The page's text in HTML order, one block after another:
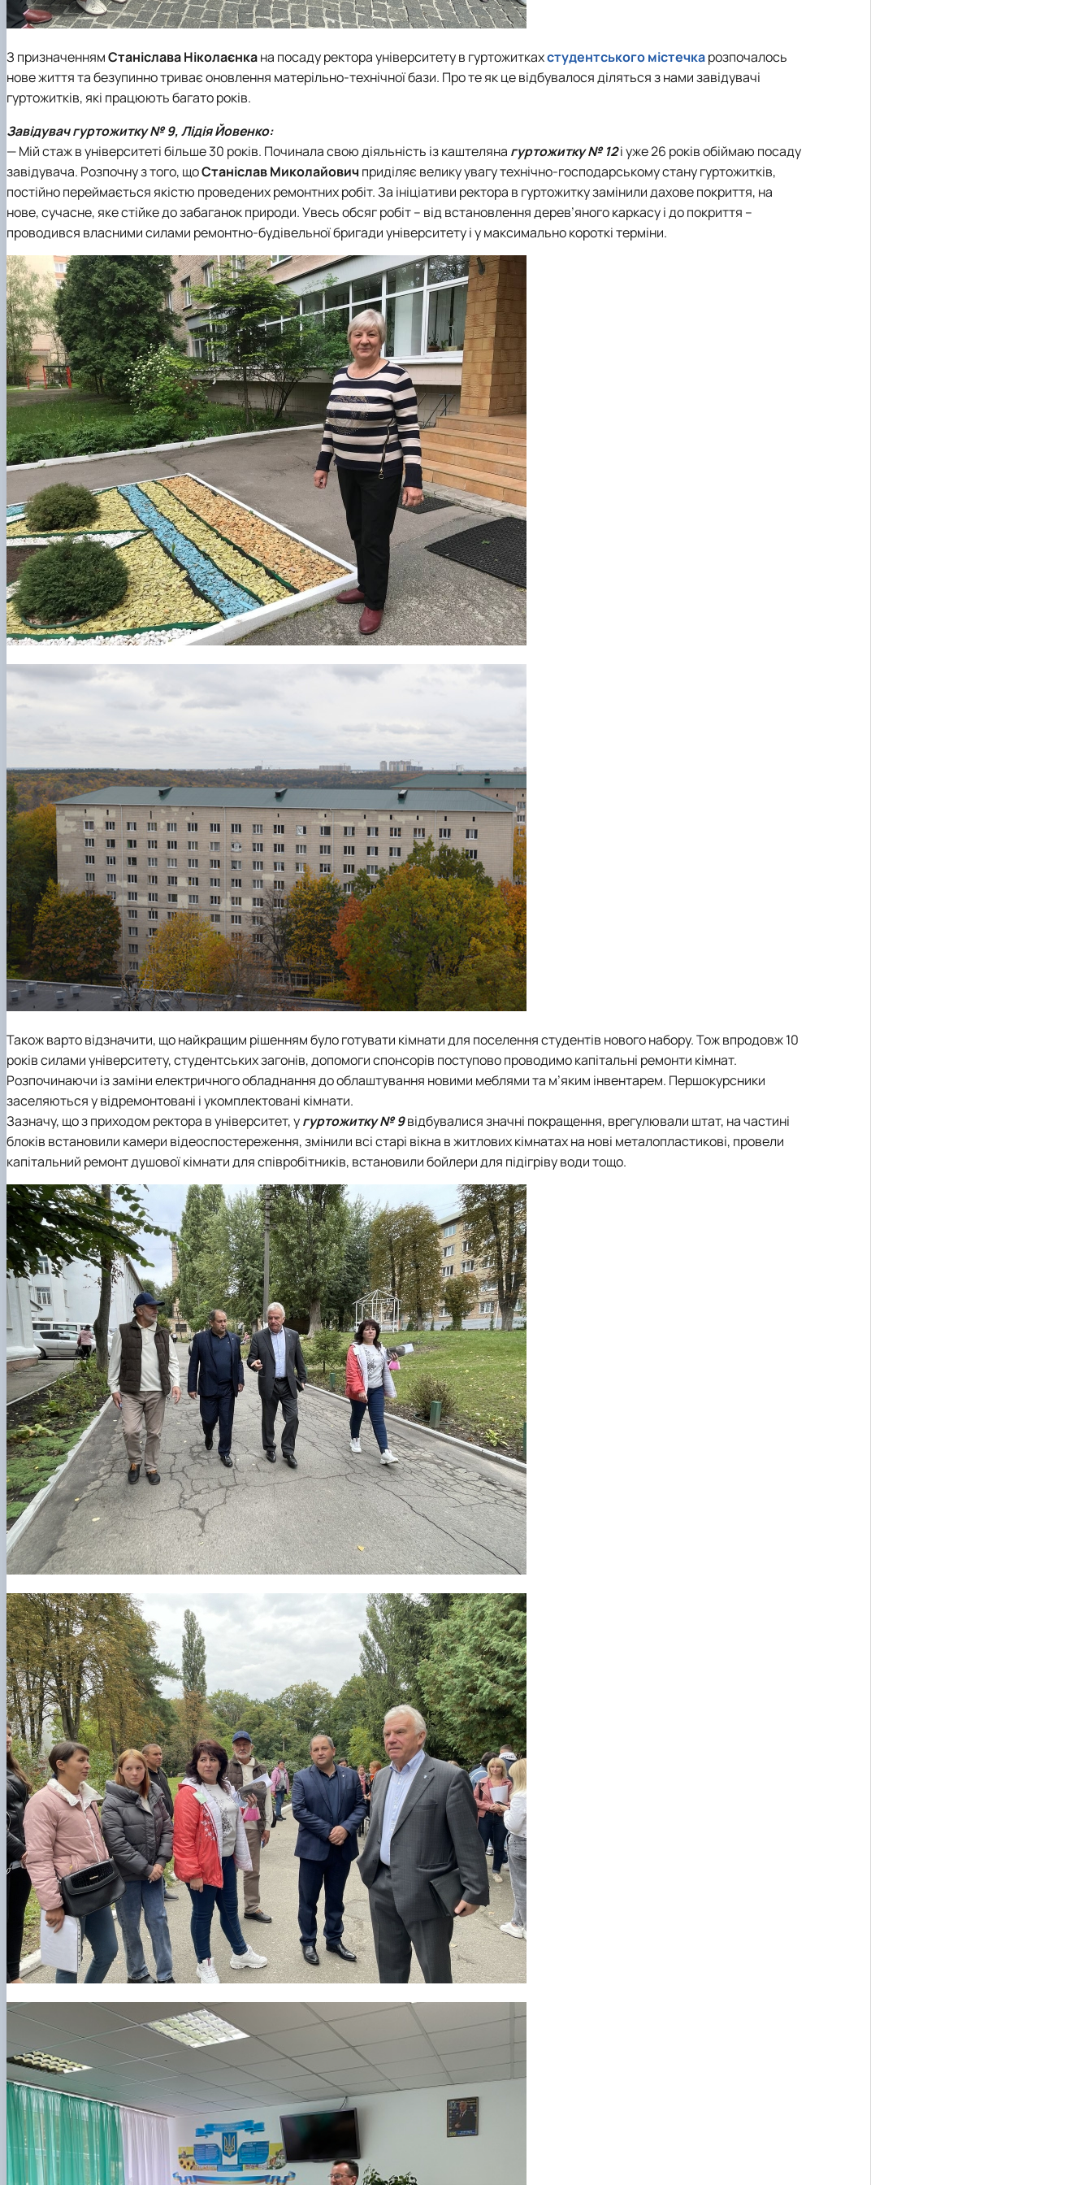
З призначеннямСтаніслава Ніколаєнкана посаду ректора університету в гуртожиткахстудентського містечкарозпочалось
нове життя та безупинно триває оновлення матерільно-технічної бази. Про те як це відбувалося діляться з нами завідувачі
гуртожитків, які працюють багато років.
Завідувач гуртожитку № 9, Лідія Йовенко:
— Мій стаж в університеті більше 30 років. Починала свою діяльність із каштеляна гуртожитку № 12і уже 26 років обіймаю посаду
завідувача. Розпочну з того, щоСтаніслав Миколайович приділяє велику увагу технічно-господарському стану гуртожитків,
постійно переймається якістю проведених ремонтних робіт. За ініціативи ректора в гуртожитку замінили дахове покриття, на
нове, сучасне, яке стійке до забаганок природи. Увесь обсяг робіт – від встановлення дерев’яного каркасу і до покриття –
проводився власними силами ремонтно-будівельної бригади університету і у максимально короткі терміни.
Також варто відзначити, що найкращим рішенням було готувати кімнати для поселення студентів нового набору. Тож впродовж 10
років силами університету, студентських загонів, допомоги спонсорів поступово проводимо капітальні ремонти кімнат.
Розпочинаючи із заміни електричного обладнання до облаштування новими меблями та м’яким інвентарем. Першокурсники
заселяються у відремонтовані і укомплектовані кімнати.
Зазначу, що з приходом ректора в університет, угуртожитку № 9відбувалися значні покращення, врегулювали штат, на частині
блоків встановили камери відеоспостереження, змінили всі старі вікна в житлових кімнатах на нові металопластикові, провели
капітальний ремонт душової кімнати для співробітників, встановили бойлери для підігріву води тощо.